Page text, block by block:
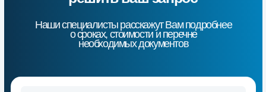
Группа компаний «Эталон»
Номер аккредитации РОСС